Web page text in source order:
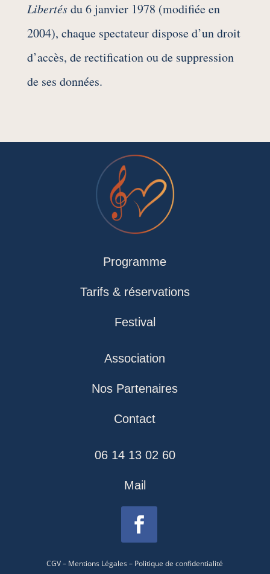
Libertésdu 6 janvier 1978 (modifiée en
2004), chaque spectateur dispose d’un droit
d’accès, de rectification ou de suppression
de ses données.
Programme
Tarifs & réservations
Festival
Association
Nos Partenaires
Contact
06 14 13 02 60
Mail
CGV– Mentions Légales – Politique de confidentialité